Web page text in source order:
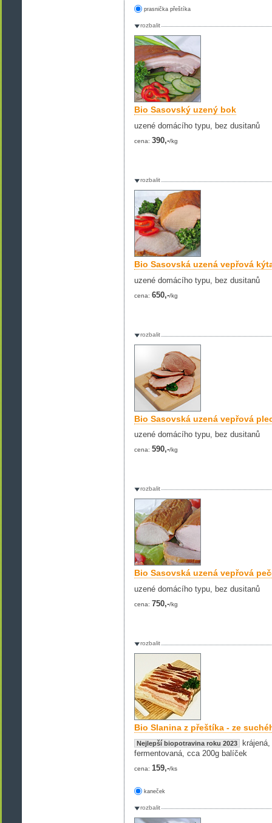
prasnička přeštíka
rozbalit
Bio Sasovský uzený bok
uzené domácího typu, bez dusitanů
cena: 390,-/kg
rozbalit
Bio Sasovská uzená vepřová
uzené domácího typu, bez dusitanů
cena: 650,-/kg
rozbalit
Bio Sasovská uzená vepřová
uzené domácího typu, bez dusitanů
cena: 590,-/kg
rozbalit
Bio Sasovská uzená vepřová
uzené domácího typu, bez dusitanů
cena: 750,-/kg
rozbalit
Bio Slanina z přeštíka - ze
Nejlepší biopotravina roku 2023
fermentovaná, cca 200g balíček
cena: 159,-/ks
kaneček
rozbalit